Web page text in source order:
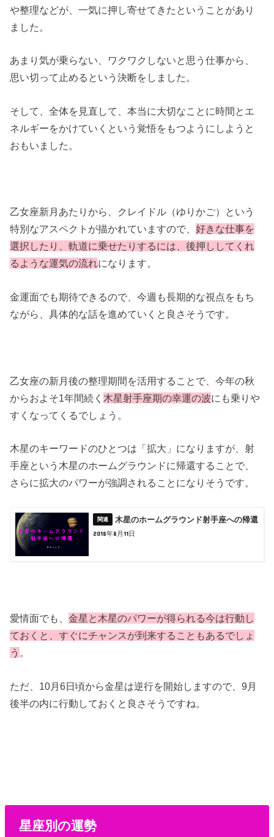
や整理などが、一気に押し寄せてきたということがあり
ました。
あまり気が乗らない、ワクワクしないと思う仕事から、
思い切って止めるという決断をしました。
そして、全体を見直して、本当に大切なことに時間とエ
ネルギーをかけていくという覚悟をもつようにしようと
おもいました。
乙女座新月あたりから、クレイドル（ゆりかご）という
特別なアスペクトが描かれていますので、好きな仕事を
選択したり、軌道に乗せたりするには、後押ししてくれ
るような運気の流れになります。
金運面でも期待できるので、今週も長期的な視点をもち
ながら、具体的な話を進めていくと良さそうです。
乙女座の新月後の整理期間を活用することで、今年の秋
からおよそ1年間続く 木星射手座期の幸運の波にも乗りや
すくなってくるでしょう。
木星のキーワードのひとつは「拡大」になりますが、射
手座という木星のホームグラウンドに帰還することで、
さらに拡大のパワーが強調されることになりそうです。
木星のホームグラウンド射手座への帰還
2018年8月11日
愛情面でも、金星と木星のパワーが得られる今は行動し
ておくと、すぐにチャンスが到来することもあるでしょ
う 。
ただ、10月6日頃から金星は逆行を開始しますので、9月
後半の内に行動しておくと良さそうですね。
星座別の運勢